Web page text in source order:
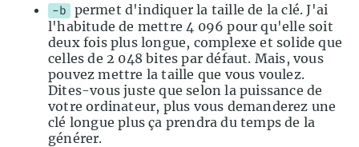
-b permet d'indiquer la taille de la clé. J'ai
l'habitude de mettre 4 096 pour qu'elle soit
deux fois plus longue, complexe et solide que
celles de 2 048 bites par défaut. Mais, vous
pouvez mettre la taille que vous voulez.
Dites-vous juste que selon la puissance de
votre ordinateur, plus vous demanderez une
clé longue plus ça prendra du temps de la
générer.